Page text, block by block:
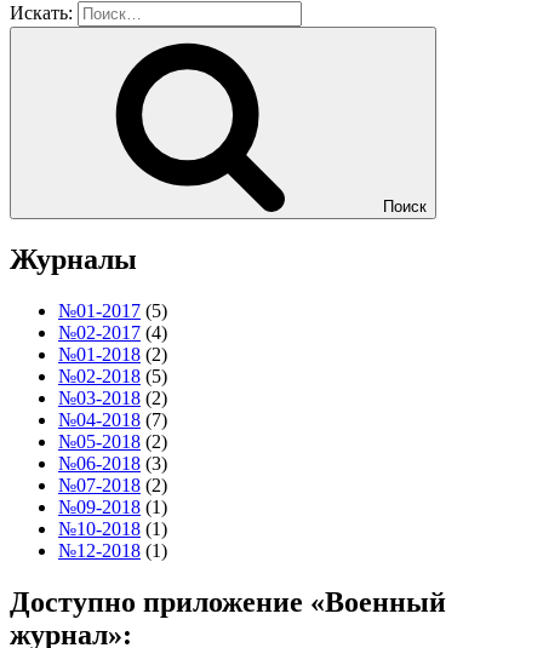
Искать:
Поиск
Журналы
№01-2017 (5)
№02-2017 (4)
№01-2018 (2)
№02-2018 (5)
№03-2018 (2)
№04-2018 (7)
№05-2018 (2)
№06-2018 (3)
№07-2018 (2)
№09-2018 (1)
№10-2018 (1)
№12-2018 (1)
Доступно приложение «Военный
журнал»: